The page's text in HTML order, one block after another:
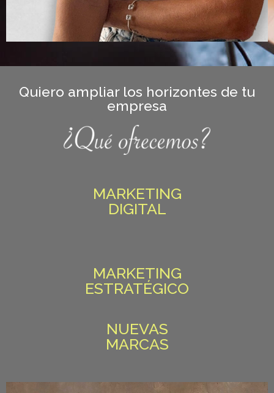
Quiero ampliar los horizontes de tu
empresa
MARKETING
DIGITAL
MARKETING
ESTRATÉGICO
NUEVAS
MARCAS